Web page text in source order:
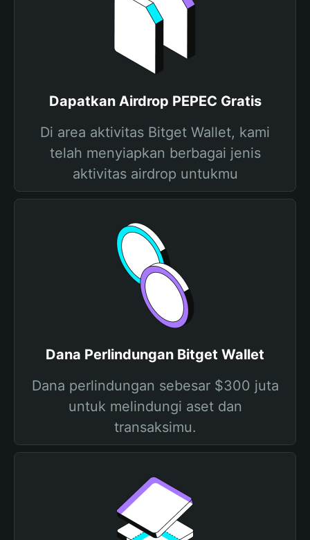
Dapatkan Airdrop PEPEC Gratis
Di area aktivitas Bitget Wallet, kami
telah menyiapkan berbagai jenis
aktivitas airdrop untukmu
Dana Perlindungan Bitget Wallet
Dana perlindungan sebesar $300 juta
untuk melindungi aset dan
transaksimu.